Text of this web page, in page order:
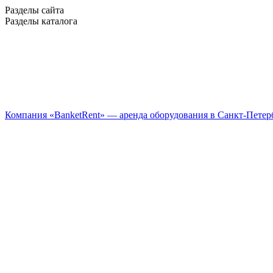
Разделы сайта
Разделы каталога
Компания «BanketRent» — аренда оборудования в Санкт-